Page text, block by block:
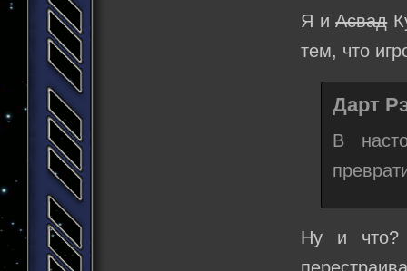
Я иАсвад
тем, что
Дарт
В
Ну и что?